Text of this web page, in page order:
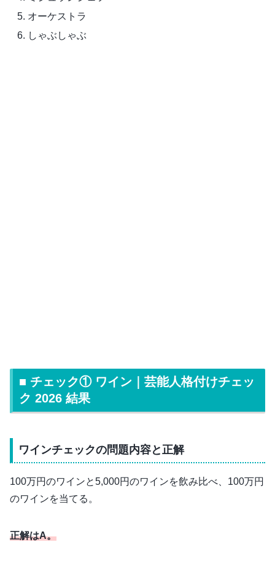
オーケストラ
しゃぶしゃぶ
■ チェック① ワイン｜芸能人格付けチェッ
ク 2026 結果
ワインチェックの問題内容と正解
100万円のワインと5,000円のワインを飲み比べ、100万円
のワインを当てる。
正解はA。